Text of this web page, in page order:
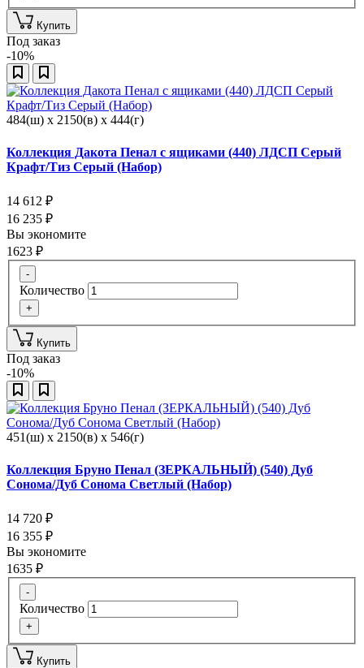
Купить
Под заказ
-10%
484(ш) x 2150(в) x 444(г)
Коллекция Дакота Пенал с ящиками (440) ЛДСП Серый
Крафт/Тиз Серый (Набор)
14 612 ₽
16 235 ₽
Вы экономите
1623 ₽
-
Количество
+
Купить
Под заказ
-10%
451(ш) x 2150(в) x 546(г)
Коллекция Бруно Пенал (ЗЕРКАЛЬНЫЙ) (540) Дуб
Сонома/Дуб Сонома Светлый (Набор)
14 720 ₽
16 355 ₽
Вы экономите
1635 ₽
-
Количество
+
Купить